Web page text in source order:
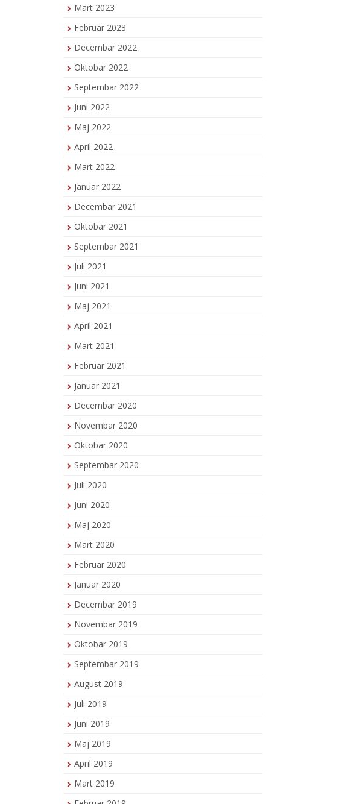
Mart 2023
Februar 2023
Decembar 2022
Oktobar 2022
Septembar 2022
Juni 2022
Maj 2022
April 2022
Mart 2022
Januar 2022
Decembar 2021
Oktobar 2021
Septembar 2021
Juli 2021
Juni 2021
Maj 2021
April 2021
Mart 2021
Februar 2021
Januar 2021
Decembar 2020
Novembar 2020
Oktobar 2020
Septembar 2020
Juli 2020
Juni 2020
Maj 2020
Mart 2020
Februar 2020
Januar 2020
Decembar 2019
Novembar 2019
Oktobar 2019
Septembar 2019
August 2019
Juli 2019
Juni 2019
Maj 2019
April 2019
Mart 2019